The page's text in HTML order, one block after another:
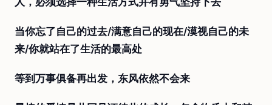
当你忘了自己的过去/满意自己的现在/漠视自己的未
来/你就站在了生活的最高处
等到万事俱备再出发，东风依然不会来